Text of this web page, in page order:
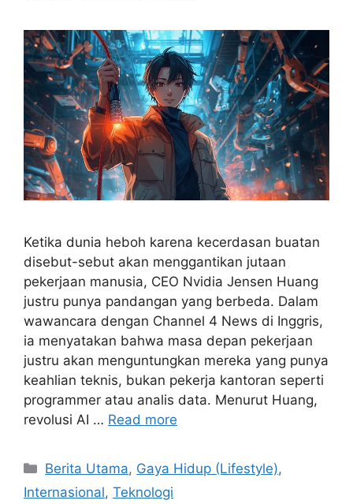
Ketika dunia heboh karena kecerdasan buatan
disebut-sebut akan menggantikan jutaan
pekerjaan manusia, CEO Nvidia Jensen Huang
justru punya pandangan yang berbeda. Dalam
wawancara dengan Channel 4 News di Inggris,
ia menyatakan bahwa masa depan pekerjaan
justru akan menguntungkan mereka yang punya
keahlian teknis, bukan pekerja kantoran seperti
programmer atau analis data. Menurut Huang,
revolusi AI … Read more
C
a
Berita Utama, Gaya Hidup (Lifestyle),
Internasional, Teknologi